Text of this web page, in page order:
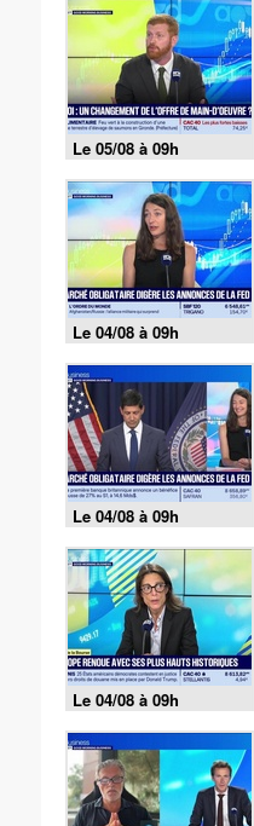
Le 05/08 à 09h
Le 04/08 à 09h
Le 04/08 à 09h
Le 04/08 à 09h